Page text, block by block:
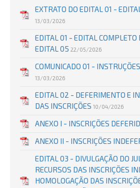
EXTRATO DO EDITAL 01 -
13/03/2026
EDITAL 01 - EDITAL COMPLETO
EDITAL 05 22/05/2026
COMUNICADO 01 -
13/03/2026
EDITAL 02 - DEFERIMENTO E
DAS INSCRIÇÕES 10/04/2026
ANEXO I - INSCRIÇÕES
ANEXO II - INSCRIÇÕES
EDITAL 03 - DIVULGAÇÃO DO
RECURSOS DAS INSCRIÇÕES
HOMOLOGAÇÃO DAS